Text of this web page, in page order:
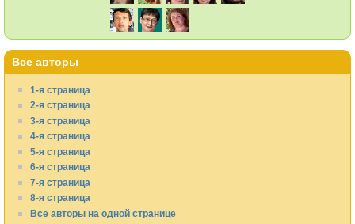
Все авторы
1-я страница
2-я страница
3-я страница
4-я страница
5-я страница
6-я страница
7-я страница
8-я страница
Все авторы на одной странице